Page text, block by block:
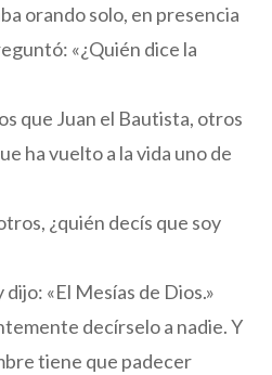
orando solo, en presencia
«¿Quién dice la
que Juan el Bautista, otros
ha vuelto a la vida uno de
¿quién decís que soy
«El Mesías de Dios.»
decírselo a nadie. Y
tiene que padecer